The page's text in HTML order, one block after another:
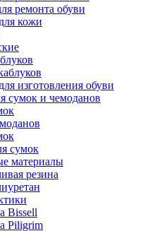
ремонта обуви
кожи
изготовления обуви
сумок и чемоданов
сумок
материалы
резина
Bissell
Piligrim